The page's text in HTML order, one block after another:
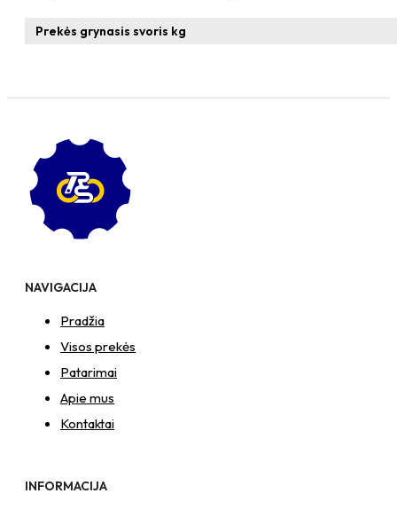
Prekės grynasis svoris kg
NAVIGACIJA
Pradžia
Visos prekės
Patarimai
Apie mus
Kontaktai
INFORMACIJA